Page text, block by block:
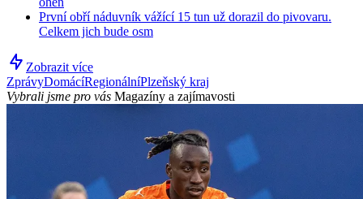
První obří náduvník vážící 15 tun už dorazil do pivovaru.
Celkem jich bude osm
Zobrazit více
ZprávyDomácíRegionálníPlzeňský kraj
Vybrali jsme pro vás Magazíny a zajímavosti